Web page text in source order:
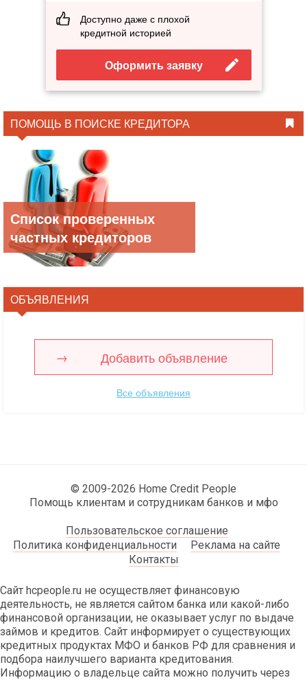
Доступно даже с плохой
кредитной историей
Оформить заявку
ПОМОЩЬ В ПОИСКЕ КРЕДИТОРА
Список проверенных
частных кредиторов
ОБЪЯВЛЕНИЯ
Добавить объявление
Все объявления
© 2009-2026 Home Credit People
Помощь клиентам и сотрудникам банков и мфо
Пользовательское соглашение
Политика конфиденциальности
Реклама на сайте
Контакты
Сайт hcpeople.ru не осуществляет финансовую
деятельность, не является сайтом банка или какой-либо
финансовой организации, не оказывает услуг по выдаче
займов и кредитов. Сайт информирует о существующих
кредитных продуктах МФО и банков РФ для сравнения и
подбора наилучшего варианта кредитования.
Информацию о владельце сайта можно получить через